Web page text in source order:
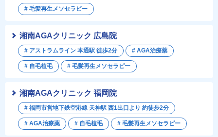
# 毛髪再生メソセラピー
湘南AGAクリニック 福岡院
# 福岡市営地下鉄空港線 天神駅 西1出口より 約徒歩2分
# AGA治療薬 # 自毛植毛 # 毛髪再生メソセラピー
湘南AGAクリニック 広島院
# アストラムライン 本通駅 徒歩2分 # AGA治療薬
# 自毛植毛 # 毛髪再生メソセラピー